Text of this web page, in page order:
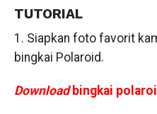
TUTORIAL
1. Siapkan foto favorit
bingkai Polaroid.
Downloadbingkai